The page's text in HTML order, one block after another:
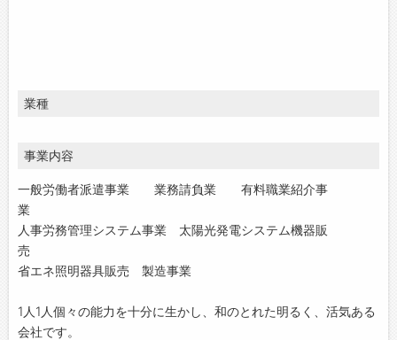
業種
事業内容
一般労働者派遣事業 業務請負業 有料職業紹介事
業
人事労務管理システム事業 太陽光発電システム機器販
売
省エネ照明器具販売 製造事業
1人1人個々の能力を十分に生かし、和のとれた明るく、活気ある
会社です。